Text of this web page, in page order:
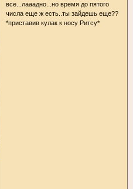
все...лааадно...но время до пятого
числа еще ж есть..ты зайдешь еще??
*приставив кулак к носу Ритсу*